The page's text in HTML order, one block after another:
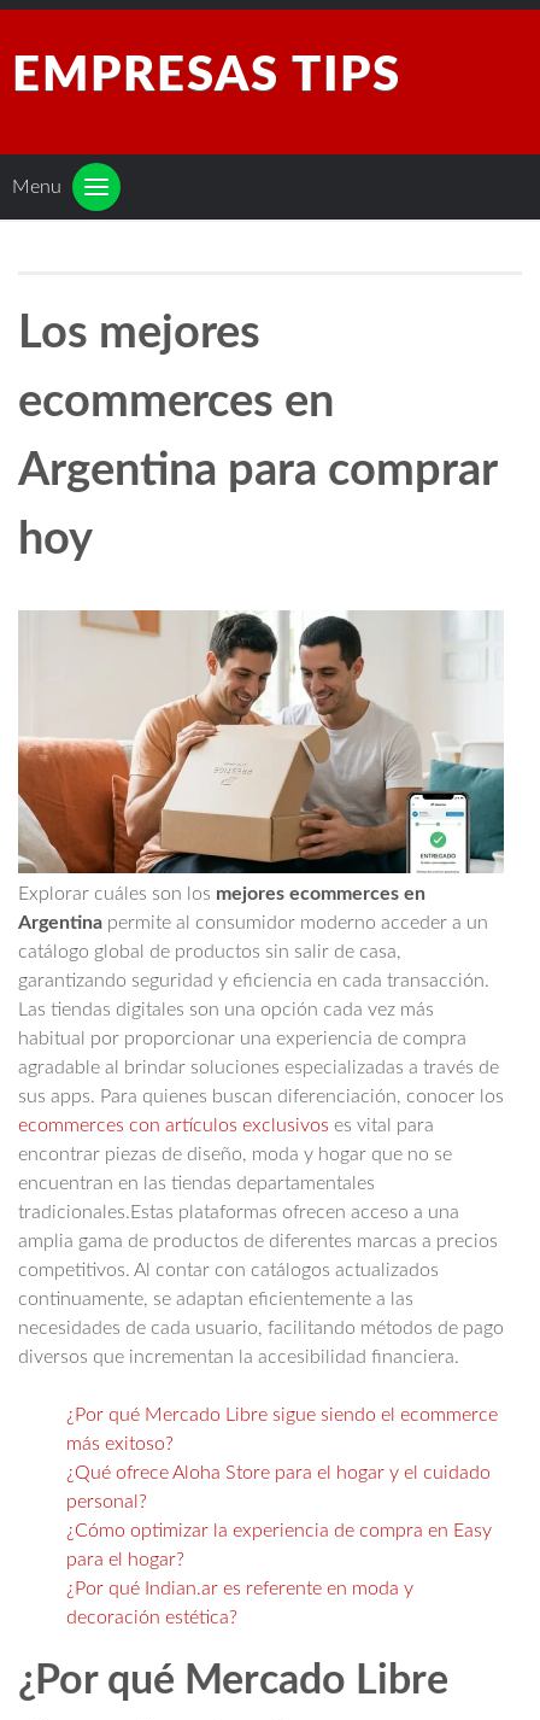
EMPRESAS TIPS
Menu
Los mejores
ecommerces en
Argentina para comprar
hoy
Explorar cuáles son los mejores ecommerces en
Argentina permite al consumidor moderno acceder a un
catálogo global de productos sin salir de casa,
garantizando seguridad y eficiencia en cada transacción.
Las tiendas digitales son una opción cada vez más
habitual por proporcionar una experiencia de compra
agradable al brindar soluciones especializadas a través de
sus apps. Para quienes buscan diferenciación, conocer los
ecommerces con artículos exclusivos es vital para
encontrar piezas de diseño, moda y hogar que no se
encuentran en las tiendas departamentales
tradicionales.Estas plataformas ofrecen acceso a una
amplia gama de productos de diferentes marcas a precios
competitivos. Al contar con catálogos actualizados
continuamente, se adaptan eficientemente a las
necesidades de cada usuario, facilitando métodos de pago
diversos que incrementan la accesibilidad financiera.
¿Por qué Mercado Libre sigue siendo el ecommerce
más exitoso?
¿Qué ofrece Aloha Store para el hogar y el cuidado
personal?
¿Cómo optimizar la experiencia de compra en Easy
para el hogar?
¿Por qué Indian.ar es referente en moda y
decoración estética?
¿Por qué Mercado Libre